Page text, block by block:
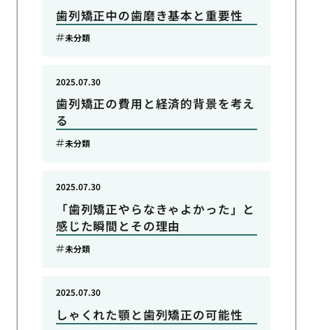
歯列矯正中の歯磨き基本と重要性
未分類
歯列矯正の費用と経済的背景を考え
る
2025.07.30
未分類
「歯列矯正やらなきゃよかった」と
感じた瞬間とその理由
2025.07.30
未分類
しゃくれた顎と歯列矯正の可能性
2025.07.30